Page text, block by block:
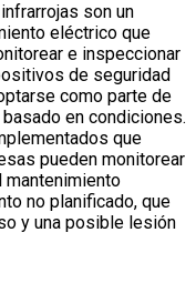
son un
eléctrico que
e inspeccionar
de seguridad
como parte de
en condiciones.
que
pueden monitorear
mantenimiento
no planificado, que
y una posible lesión